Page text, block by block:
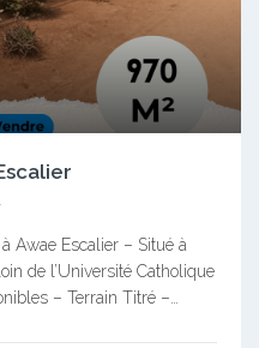
Awae Escalier – Situé à
de l’Université Catholique
– Terrain Titré –…